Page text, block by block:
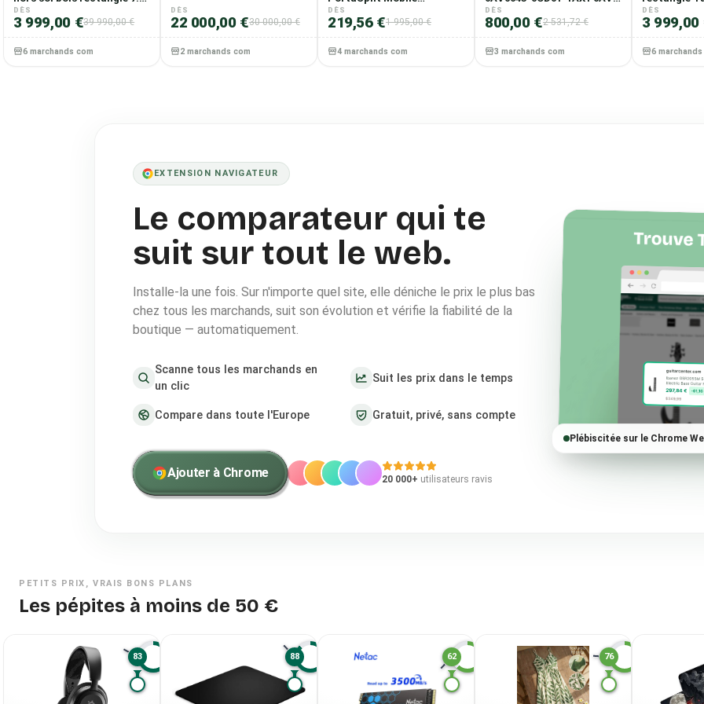
x 4.20 x 1.44 m – Pin traité
autoclave IV – Filtration
8.3m3/h – Échelle inox et
bois
DÈS
3 999,00 €39 990,00 €
6 marchands comparés
DÈS
22 000,00 €30 000,00 €
2 marchands comparés
Silencieux 4-in-1| 12000
BTU | Chauffage et
Climatisation Portable
Prêt à Poser 3,5kW- Clim
DÈS
219,56 €1 995,00 €
4 marchands comparés
643-0CD01-1AX1 MP 277
TOUCH PANEL
DÈS
800,00 €2 531,72 €
3 marchands comparés
x 4.20 x 1.44
DÈS
3 999,00
6 marchands
EXTENSION NAVIGATEUR
Le comparateur qui te
suit sur tout le web.
Installe-la une fois. Sur n'importe quel site, elle déniche le prix le plus bas
chez tous les marchands, suit son évolution et vérifie la fiabilité de la
boutique — automatiquement.
Scanne tous les marchands en
un clic
Suit les prix dans le temps
Compare dans toute l'Europe Gratuit, privé, sans compte
Ajouter à Chrome 20 000+ utilisateurs ravis
Plébiscitée sur le Chrome
PETITS PRIX, VRAIS BONS PLANS
Les pépites à moins de 50 €
83 88 62 76